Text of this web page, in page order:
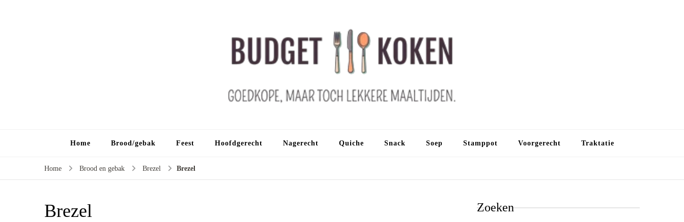
Home Brood/gebak Feest Hoofdgerecht Nagerecht Quiche Snack Soep Stamppot Voorgerecht Traktatie
Home Brood en gebak Brezel Brezel
Brezel Zoeken